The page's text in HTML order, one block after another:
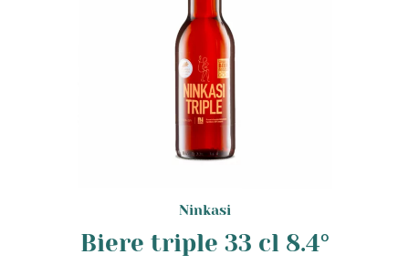
Ninkasi
Biere triple 33 cl 8.4°